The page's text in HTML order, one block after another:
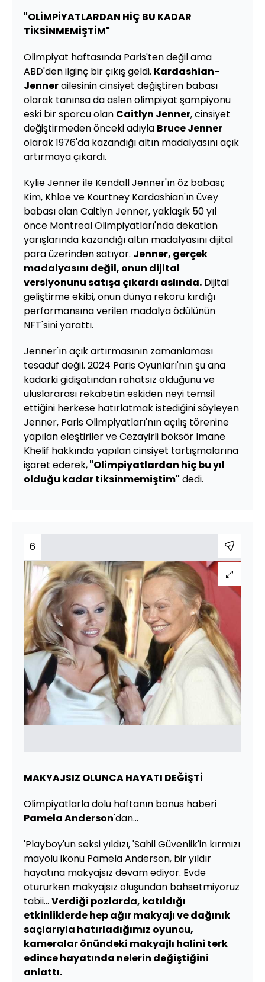
"OLİMPİYATLARDAN HİÇ BU KADAR
TİKSİNMEMİŞTİM"
Olimpiyat haftasında Paris'ten değil ama
ABD'den ilginç bir çıkış geldi. Kardashian-
Jennerailesinin cinsiyet değiştiren babası
olarak tanınsa da aslen olimpiyat şampiyonu
eski bir sporcu olan Caitlyn Jenner, cinsiyet
değiştirmeden önceki adıyla Bruce Jenner
olarak 1976'da kazandığı altın madalyasını açık
artırmaya çıkardı.
Kylie Jenner ile Kendall Jenner'ın öz babası;
Kim, Khloe ve Kourtney Kardashian'ın üvey
babası olan Caitlyn Jenner, yaklaşık 50 yıl
önce Montreal Olimpiyatları'nda dekatlon
yarışlarında kazandığı altın madalyasını dijital
para üzerinden satıyor. Jenner, gerçek
madalyasını değil, onun dijital
versiyonunu satışa çıkardı aslında. Dijital
geliştirme ekibi, onun dünya rekoru kırdığı
performansına verilen madalya ödülünün
NFT'sini yarattı.
Jenner'ın açık artırmasının zamanlaması
tesadüf değil. 2024 Paris Oyunları'nın şu ana
kadarki gidişatından rahatsız olduğunu ve
uluslararası rekabetin eskiden neyi temsil
ettiğini herkese hatırlatmak istediğini söyleyen
Jenner, Paris Olimpiyatları'nın açılış törenine
yapılan eleştiriler ve Cezayirli boksör Imane
Khelif hakkında yapılan cinsiyet tartışmalarına
işaret ederek,"Olimpiyatlardan hiç bu yıl
olduğu kadar tiksinmemiştim" dedi.
6
MAKYAJSIZ OLUNCA HAYATI DEĞİŞTİ
Olimpiyatlarla dolu haftanın bonus haberi
Pamela Anderson'dan...
'Playboy'un seksi yıldızı, 'Sahil Güvenlik'in kırmızı
mayolu ikonu Pamela Anderson, bir yıldır
hayatına makyajsız devam ediyor. Evde
otururken makyajsız oluşundan bahsetmiyoruz
tabii... Verdiği pozlarda, katıldığı
etkinliklerde hep ağır makyajı ve dağınık
saçlarıyla hatırladığımız oyuncu,
kameralar önündeki makyajlı halini terk
edince hayatında nelerin değiştiğini
anlattı.